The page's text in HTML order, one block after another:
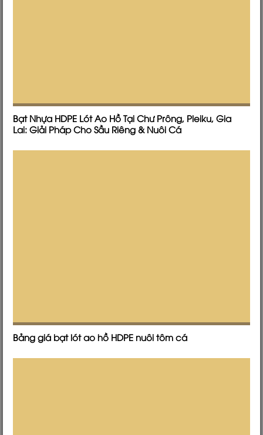
Bạt Nhựa HDPE Lót Ao Hồ Tại Chư Prông, Pleiku, Gia
Lai: Giải Pháp Cho Sầu Riêng & Nuôi Cá
Bảng giá bạt lót ao hồ HDPE nuôi tôm cá